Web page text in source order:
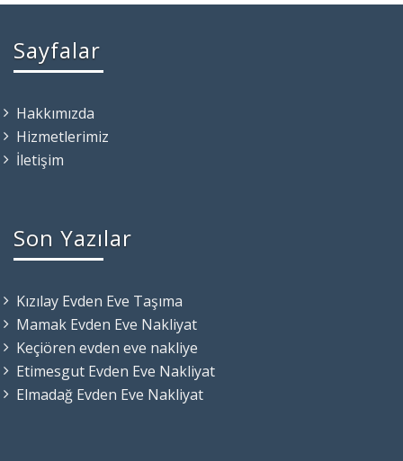
Sayfalar
Hakkımızda
Hizmetlerimiz
İletişim
Son Yazılar
Kızılay Evden Eve Taşıma
Mamak Evden Eve Nakliyat
Keçiören evden eve nakliye
Etimesgut Evden Eve Nakliyat
Elmadağ Evden Eve Nakliyat